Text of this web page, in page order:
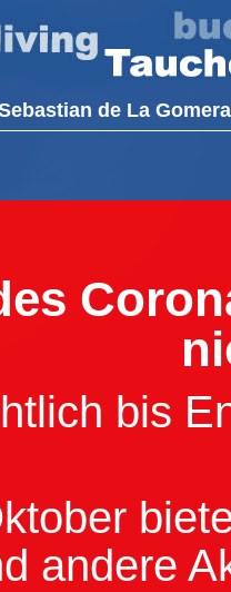
de La Gomera
bis
andere